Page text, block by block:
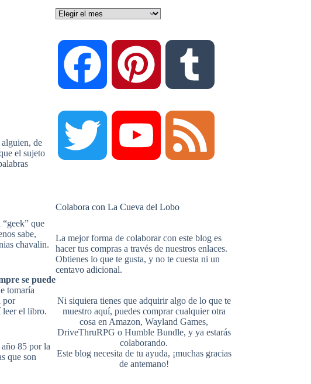
de
el sujeto
que
sabe,
chavalin.
se puede
tomaría
por
leer el libro.
85 por la
que son
Archivos
e
b
o
o
t
e
r
e
l
r
t u
Colabora con La Cueva del Lobo
La mejor forma de colaborar con este blog es
hacer tus compras a través de nuestros enlaces.
Obtienes lo que te gusta, y no te cuesta ni un
centavo adicional.
Ni siquiera tienes que adquirir algo de lo que te
muestro aquí, puedes comprar cualquier otra
cosa en Amazon,Wayland Games,
DriveThruRPG o Humble Bundle, y ya estarás
colaborando.
Este blog necesita de tu ayuda, ¡muchas gracias
de antemano!